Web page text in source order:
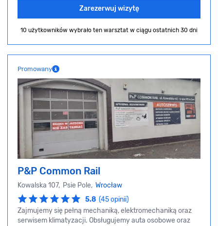
Zarezerwuj wizytę
10 użytkowników wybrało ten warsztat w ciągu ostatnich 30 dni
Promowany
P&P Common Rail
Kowalska 107, Psie Pole, Wrocław
5.8 (45 opinii)
Zajmujemy się pełną mechaniką, elektromechaniką oraz
serwisem klimatyzacji. Obsługujemy auta osobowe oraz